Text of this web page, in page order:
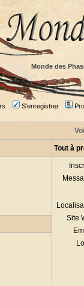
Monde des
S'enregistrer
Tout à
Site